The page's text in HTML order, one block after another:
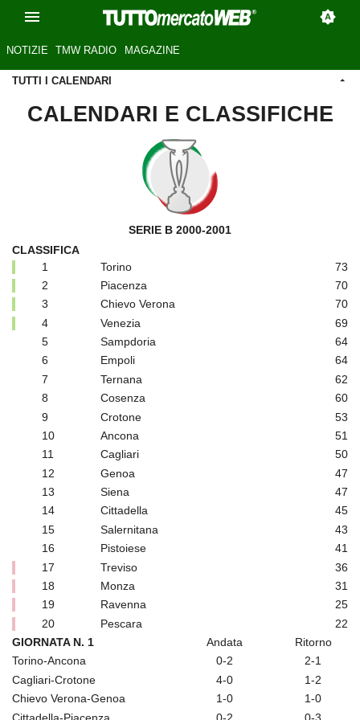
NOTIZIE TMW RADIO MAGAZINE
TUTTI I CALENDARI
CALENDARI E CLASSIFICHE
SERIE B 2000-2001
CLASSIFICA
1
Torino
73
2
Piacenza
70
3
Chievo Verona
70
4
Venezia
69
5
Sampdoria
64
6
Empoli
64
7
Ternana
62
8
Cosenza
60
9
Crotone
53
10
Ancona
51
11
Cagliari
50
12
Genoa
47
13
Siena
47
14
Cittadella
45
15
Salernitana
43
16
Pistoiese
41
17
Treviso
36
18
Monza
31
19
Ravenna
25
20
Pescara
22
GIORNATA N. 1
Andata
Ritorno
Torino-Ancona
0-2
2-1
Cagliari-Crotone
4-0
1-2
Chievo Verona-Genoa
1-0
1-0
Cittadella-Piacenza
0-2 0-3